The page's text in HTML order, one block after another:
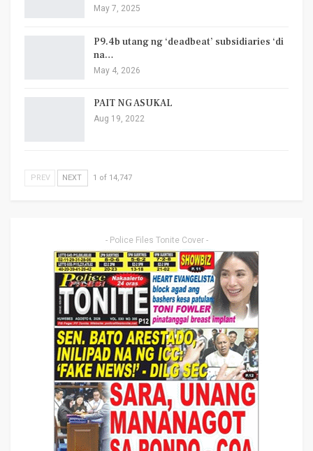
May 7, 2025
P9.4b utang ng ‘deadbeat’ subsidiaries ‘di
na…
May 4, 2026
PAIT NG ASUKAL
Aug 19, 2022
PREV NEXT 1 of 14,747
- Police Files Tonite Cover -